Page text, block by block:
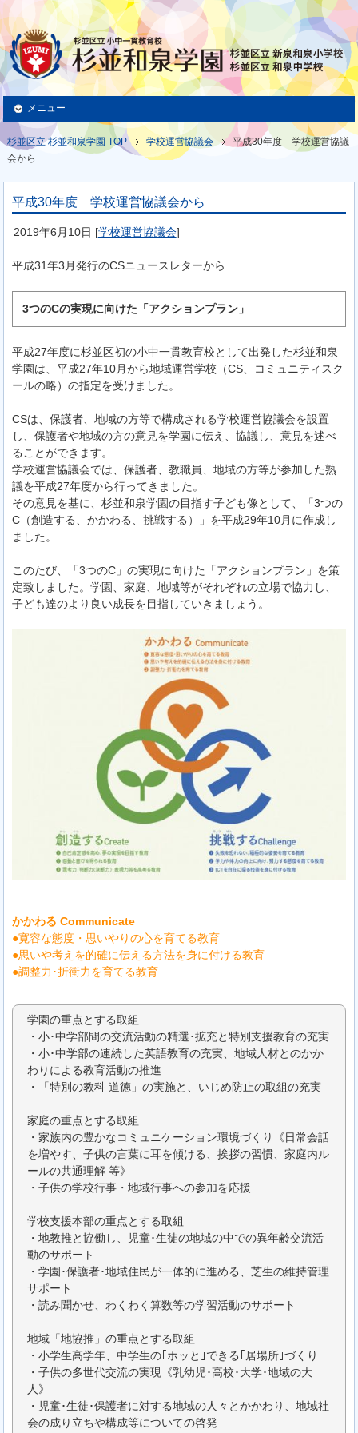
メニュー
杉並区立 杉並和泉学園 TOP 学校運営協議会
平成30年度 学校運営協議
会から
平成30年度 学校運営協議会から
2019年6月10日 [学校運営協議会]
平成31年3月発行のCSニュースレターから
3つのCの実現に向けた「アクションプラン」
平成27年度に杉並区初の小中一貫教育校として出発した杉並和泉
学園は、平成27年10月から地域運営学校（CS、コミュニティスク
ールの略）の指定を受けました。
CSは、保護者、地域の方等で構成される学校運営協議会を設置
し、保護者や地域の方の意見を学園に伝え、協議し、意見を述べ
ることができます。
学校運営協議会では、保護者、教職員、地域の方等が参加した熟
議を平成27年度から行ってきました。
その意見を基に、杉並和泉学園の目指す子ども像として、「3つの
C（創造する、かかわる、挑戦する）」を平成29年10月に作成し
ました。
このたび、「3つのC」の実現に向けた「アクションプラン」を策
定致しました。学園、家庭、地域等がそれぞれの立場で協力し、
子ども達のより良い成長を目指していきましょう。
かかわる Communicate
●寛容な態度・思いやりの心を育てる教育
●思いや考えを的確に伝える方法を身に付ける教育
●調整力･折衝力を育てる教育
学園の重点とする取組
・小･中学部間の交流活動の精選･拡充と特別支援教育の充実
・小･中学部の連続した英語教育の充実、地域人材とのかか
わりによる教育活動の推進
・「特別の教科 道徳」の実施と、いじめ防止の取組の充実
家庭の重点とする取組
・家族内の豊かなコミュニケーション環境づくり《日常会話
を増やす、子供の言葉に耳を傾ける、挨拶の習慣、家庭内ル
ールの共通理解 等》
・子供の学校行事・地域行事への参加を応援
学校支援本部の重点とする取組
・地教推と協働し、児童･生徒の地域の中での異年齢交流活
動のサポート
・学園･保護者･地域住民が一体的に進める、芝生の維持管理
サポート
・読み聞かせ、わくわく算数等の学習活動のサポート
地域「地協推」の重点とする取組
・小学生高学年、中学生の｢ホッと｣できる｢居場所｣づくり
・子供の多世代交流の実現《乳幼児･高校･大学･地域の大
人》
・児童･生徒･保護者に対する地域の人々とかかわり、地域社
会の成り立ちや構成等についての啓発